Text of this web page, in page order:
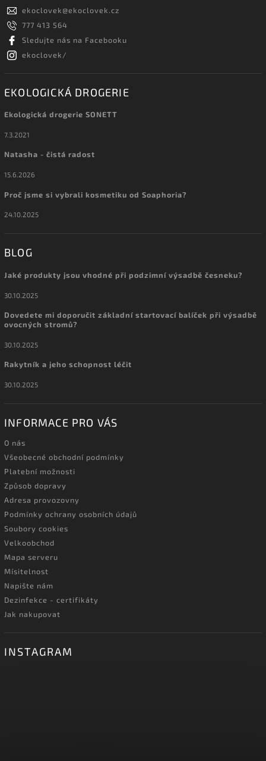
ekoclovek@ekoclovek.cz
777 413 564
Sledujte nás na Facebooku
ekoclovek/
EKOLOGICKÁ DROGERIE
Ekologická drogerie SONETT
7.3.2021
Natasha - čistá radost
15.6.2026
Proč jsme si vybrali kosmetiku od Soaphoria?
24.10.2025
BLOG
Jaké produkty jsou vhodné při podzimní výsadbě česneku?
30.10.2025
Dovedete mi doporučit základní startovací balíček při výsadbě
ovocných stromů?
30.10.2025
Rakytník a jeho schopnost léčit
30.10.2025
INFORMACE PRO VÁS
O nás
Všeobecné obchodní podmínky
Platební možnosti
Způsob dopravy
Adresa provozovny
Podmínky ochrany osobních údajů
Soubory cookies
Velkoobchod
Mapa serveru
Mísitelnost
Napište nám
Dezinfekce - certifikáty
Jak nakupovat
INSTAGRAM